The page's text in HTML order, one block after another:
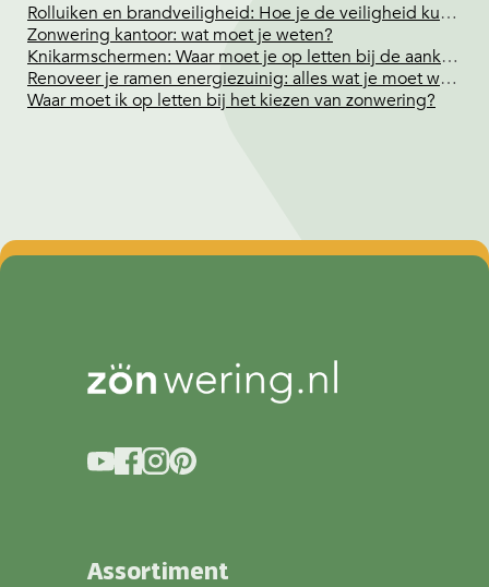
Rolluiken en brandveiligheid: Hoe je de veiligheid kunt vergroten
Zonwering kantoor: wat moet je weten?
Knikarmschermen: Waar moet je op letten bij de aankoop van een knikarmscherm?
Renoveer je ramen energiezuinig: alles wat je moet weten
Waar moet ik op letten bij het kiezen van zonwering?
Assortiment